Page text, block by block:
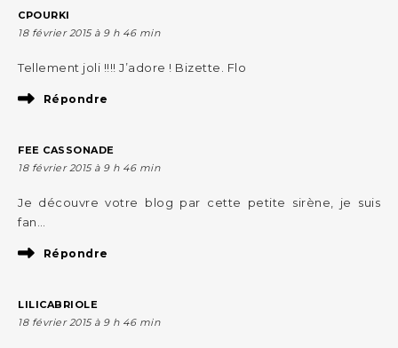
CPOURKI
18 février 2015 à 9 h 46 min
Tellement joli !!!! J’adore ! Bizette. Flo
Répondre
FEE CASSONADE
18 février 2015 à 9 h 46 min
Je découvre votre blog par cette petite sirène, je suis
fan…
Répondre
LILICABRIOLE
18 février 2015 à 9 h 46 min